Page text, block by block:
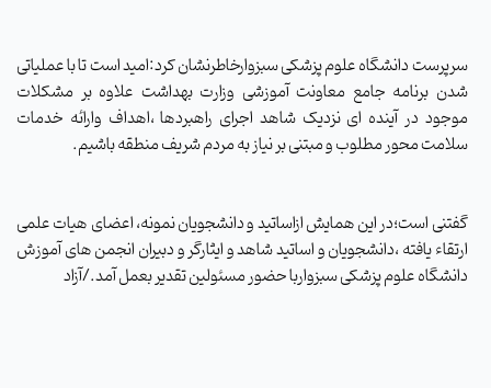
سرپرست دانشگاه علوم پزشکی سبزوارخاطرنشان کرد:امید است تا با عملیاتی
شدن برنامه جامع معاونت آموزشی وزارت بهداشت علاوه بر مشکلات
موجود در آینده ای نزدیک شاهد اجرای راهبردها ،اهداف وارائه خدمات
سلامت محور مطلوب و مبتنی بر نیاز به مردم شریف منطقه باشیم.
گفتنی است؛در این همایش ازاساتید و دانشجویان نمونه، اعضای هیات علمی
ارتقاء یافته ،دانشجویان و اساتید شاهد و ایثارگر و دبیران انجمن های آموزش
دانشگاه علوم پزشکی سبزواربا حضور مسئولین تقدیر بعمل آمد./آزاد